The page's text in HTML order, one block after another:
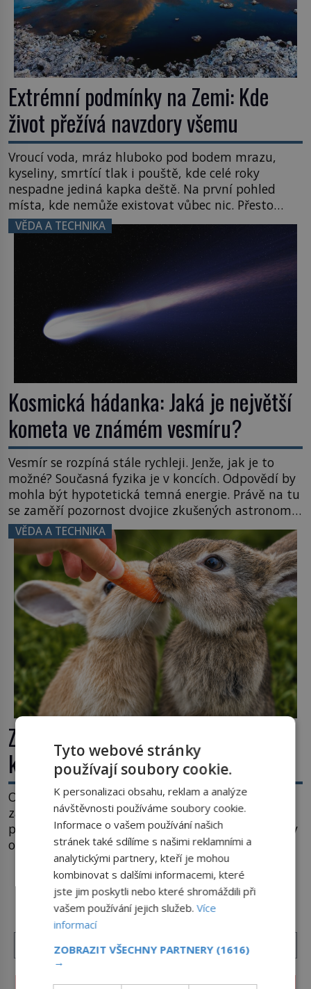
Extrémní podmínky na Zemi: Kde
život přežívá navzdory všemu
Vroucí voda, mráz hluboko pod bodem mrazu,
kyseliny, smrtící tlak i pouště, kde celé roky
nespadne jediná kapka deště. Na první pohled
místa, kde nemůže existovat vůbec nic. Přesto
právě tady vědci objevují organismy, které
posouvají hranice života. Každý nový nález mění
naše představy o tom, co všechno dokáže příroda a
napovídá, kde bychom jednou […]
VĚDA A TECHNIKA
Kosmická hádanka: Jaká je největší
kometa ve známém vesmíru?
Vesmír se rozpíná stále rychleji. Jenže, jak je to
možné? Současná fyzika je v koncích. Odpovědí by
mohla být hypotetická temná energie. Právě na tu
se zaměří pozornost dvojice zkušených astronomů.
Namísto ní ale objeví něco mnohem
hmatatelnějšího. Naprosto rekordní kometu!
Astronomové Pedro Bernardinelli a Gary Bernstein
mravenčí prací zkoumají archivní snímky v rámci
Průzkumu temné energie […]
VĚDA A TECHNIKA
Zvířecí dobroty: Proč patří ke
králíkům mrkev?
Opice si dá banán, ježek jablko, myška sýr. A co
zajíc či jeho blízký kolega králík? Ti si samozřejmě
pochutnají na mrkvi! Proč jsou podobné představy
o potravě zvířat často spíš mýty? Pokud máte
doma králíka, mrkev mu dát můžete. A nejspíš mu
i bude chutnat, ovšem měl by ji mít jen jako
občasný pamlsek. […]DALŠÍ ČLÁNKY Z RUBRIKY ›
Tyto webové stránky
používají soubory cookie.
K personalizaci obsahu, reklam a analýze
návštěvnosti používáme soubory cookie.
Informace o vašem používání našich
stránek také sdílíme s našimi reklamními a
analytickými partnery, kteří je mohou
kombinovat s dalšími informacemi, které
jste jim poskytli nebo které shromáždili při
vašem používání jejich služeb.Více
informací
ZOBRAZIT VŠECHNY PARTNERY (1616)
→